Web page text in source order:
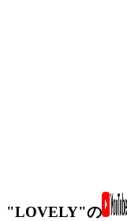
"LOVELY"の